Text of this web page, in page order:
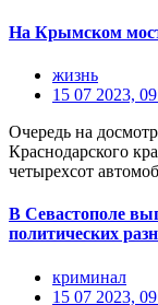
На Крымском
жизнь
15 07 2023,
Очередь на
Краснодарского
четырехсот
В Севастополе
политических
криминал
15 07 2023,